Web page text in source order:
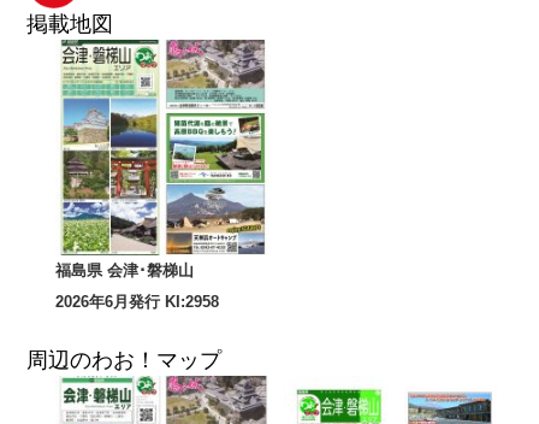
掲載地図
福島県 会津･磐梯山
2026年6月発行 KI:2958
周辺のわお！マップ